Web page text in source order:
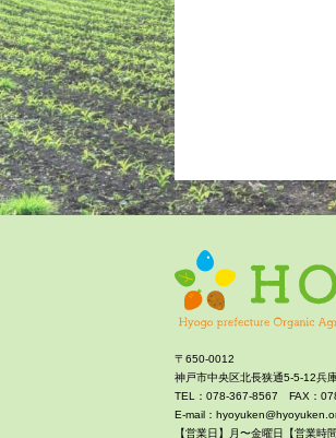
〒650-0012
神戸市中央区北長狭通5-5-12兵
TEL：078-367-8567 FAX：
E-mail：
【営業日】月〜金曜日【営業時